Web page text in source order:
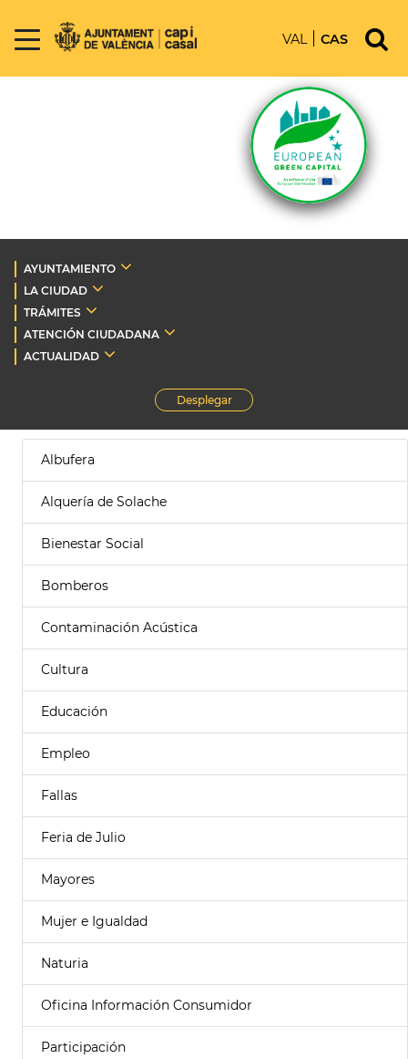
VAL CAS
AYUNTAMIENTO
LA CIUDAD
TRÁMITES
ATENCIÓN CIUDADANA
ACTUALIDAD
Desplegar
Albufera
Alquería de Solache
Bienestar Social
Bomberos
Contaminación Acústica
Cultura
Educación
Empleo
Fallas
Feria de Julio
Mayores
Mujer e Igualdad
Naturia
Oficina Información Consumidor
Participación